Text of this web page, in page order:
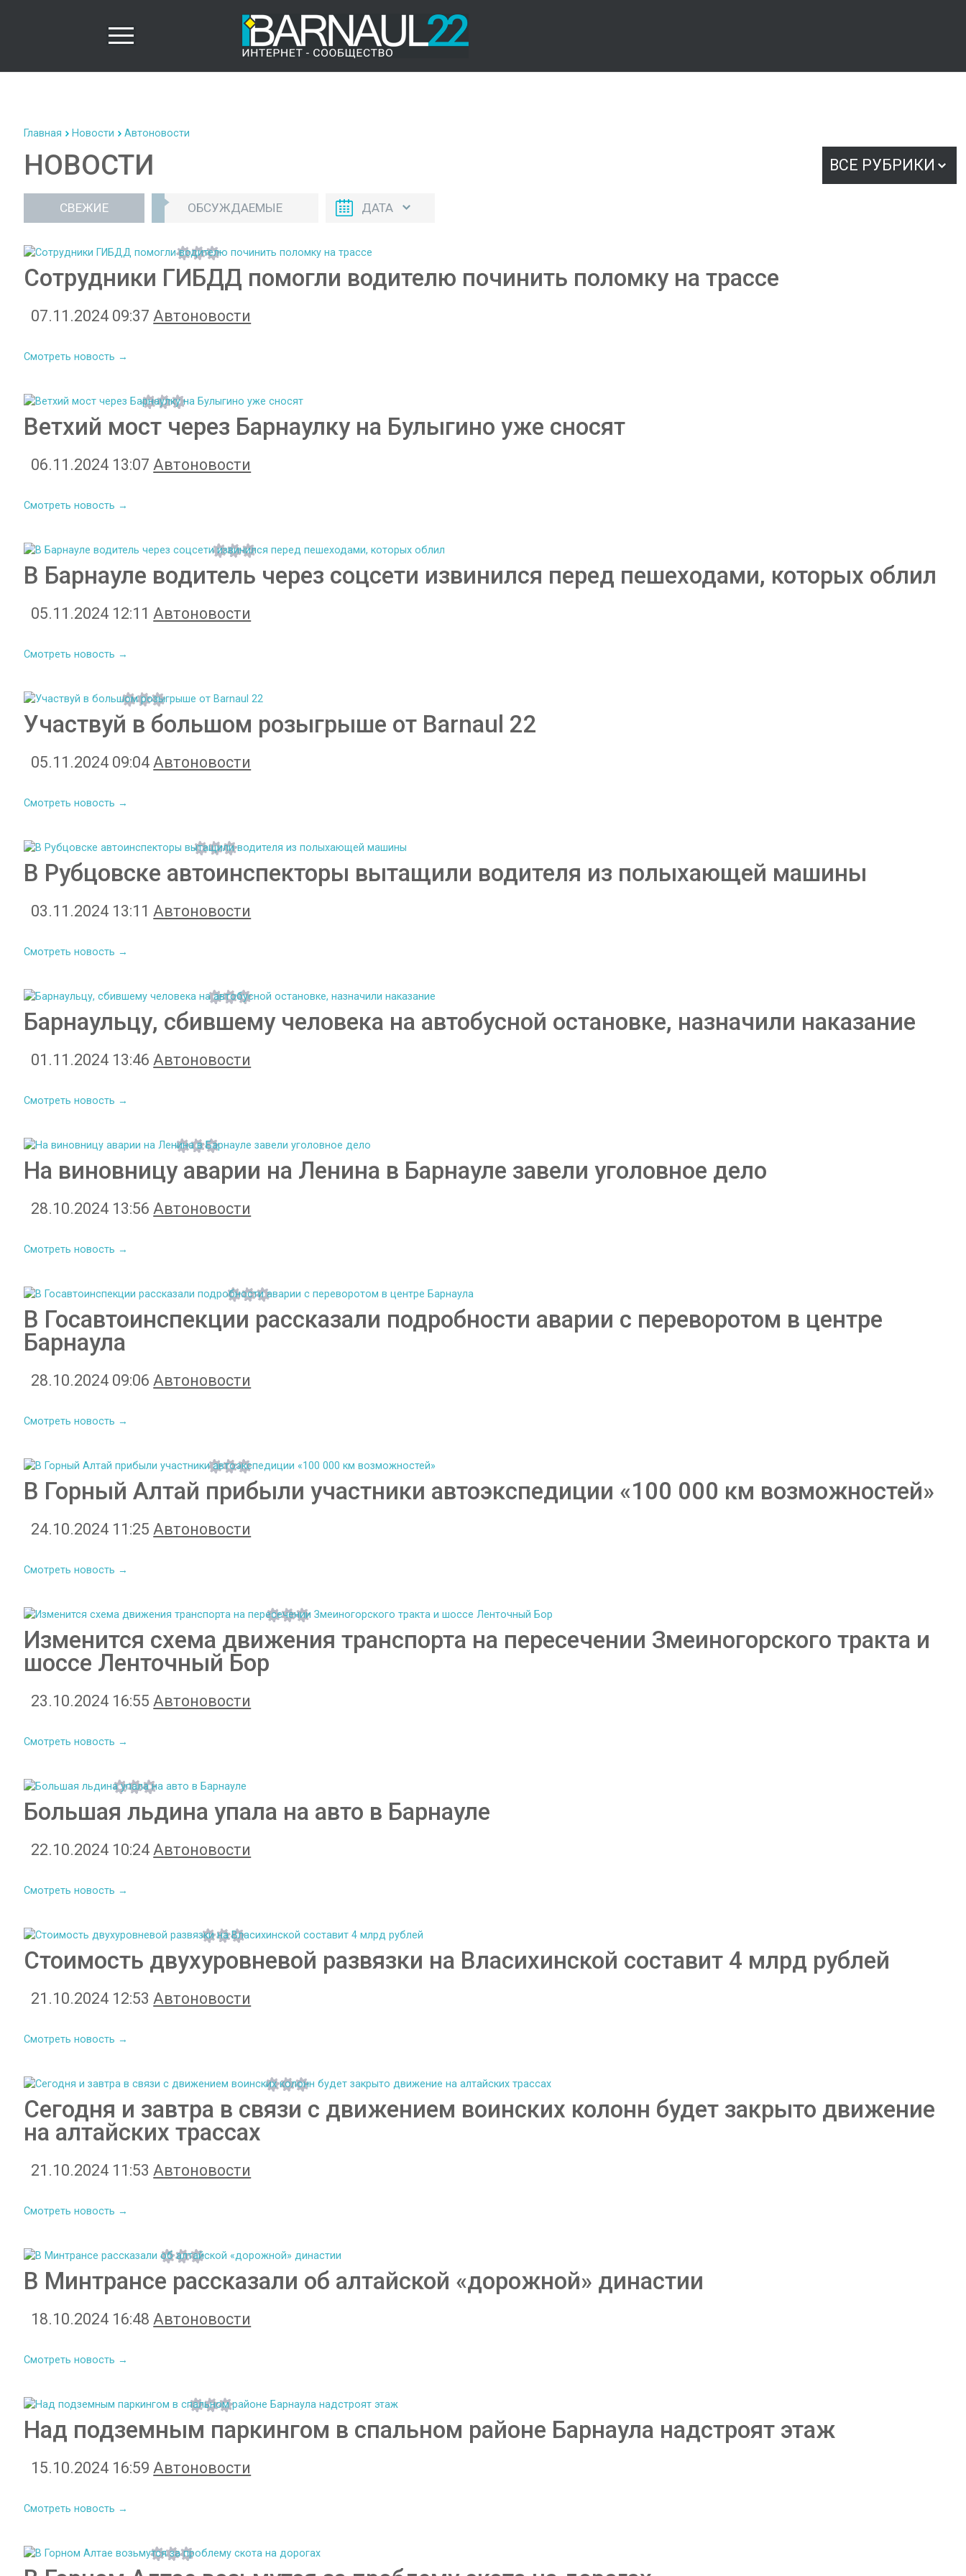
Главная Новости Автоновости
НОВОСТИ ВСЕ РУБРИКИ
СВЕЖИЕ ОБСУЖДАЕМЫЕ ДАТА
Сотрудники ГИБДД помогли водителю починить поломку на трассе
07.11.2024 09:37Автоновости
Смотреть новость →
Ветхий мост через Барнаулку на Булыгино уже сносят
06.11.2024 13:07Автоновости
Смотреть новость →
В Барнауле водитель через соцсети извинился перед пешеходами, которых облил
05.11.2024 12:11Автоновости
Смотреть новость →
Участвуй в большом розыгрыше от Barnaul 22
05.11.2024 09:04Автоновости
Смотреть новость →
В Рубцовске автоинспекторы вытащили водителя из полыхающей машины
03.11.2024 13:11Автоновости
Смотреть новость →
Барнаульцу, сбившему человека на автобусной остановке, назначили наказание
01.11.2024 13:46Автоновости
Смотреть новость →
На виновницу аварии на Ленина в Барнауле завели уголовное дело
28.10.2024 13:56Автоновости
Смотреть новость →
В Госавтоинспекции рассказали подробности аварии с переворотом в центре
Барнаула
28.10.2024 09:06Автоновости
Смотреть новость →
В Горный Алтай прибыли участники автоэкспедиции «100 000 км возможностей»
24.10.2024 11:25Автоновости
Смотреть новость →
Изменится схема движения транспорта на пересечении Змеиногорского тракта и
шоссе Ленточный Бор
23.10.2024 16:55Автоновости
Смотреть новость →
Большая льдина упала на авто в Барнауле
22.10.2024 10:24Автоновости
Смотреть новость →
Стоимость двухуровневой развязки на Власихинской составит 4 млрд рублей
21.10.2024 12:53Автоновости
Смотреть новость →
Сегодня и завтра в связи с движением воинских колонн будет закрыто движение
на алтайских трассах
21.10.2024 11:53Автоновости
Смотреть новость →
В Минтрансе рассказали об алтайской «дорожной» династии
18.10.2024 16:48Автоновости
Смотреть новость →
Над подземным паркингом в спальном районе Барнаула надстроят этаж
15.10.2024 16:59Автоновости
Смотреть новость →